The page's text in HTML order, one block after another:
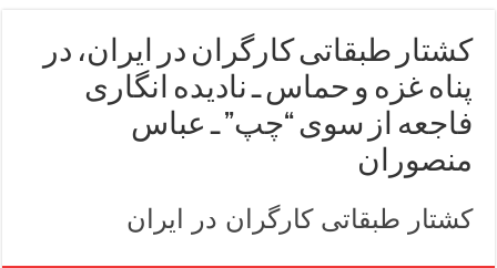
کشتار طبقاتی کارگران در ایران، در
پناه غزه و حماس ـ نادیده انگاری
فاجعه از سوی “چپ” ـ عباس
منصوران
کشتار طبقاتی کارگران در ایران